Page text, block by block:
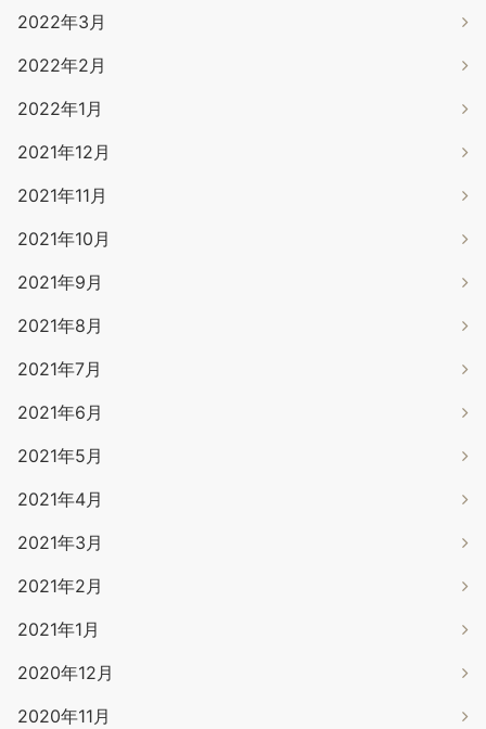
2022年3月
2022年2月
2022年1月
2021年12月
2021年11月
2021年10月
2021年9月
2021年8月
2021年7月
2021年6月
2021年5月
2021年4月
2021年3月
2021年2月
2021年1月
2020年12月
2020年11月